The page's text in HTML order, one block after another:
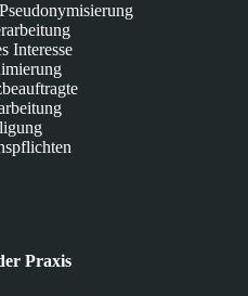
Interesse
Praxis